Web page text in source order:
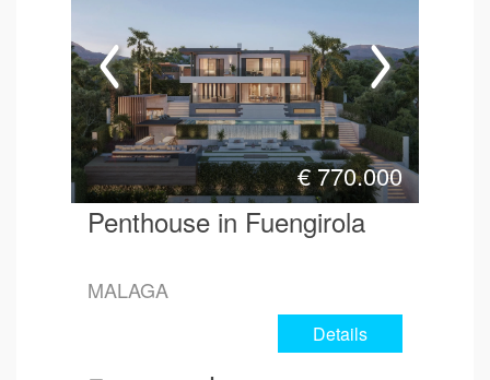
€770.000
Penthouse in Fuengirola
MALAGA
Details